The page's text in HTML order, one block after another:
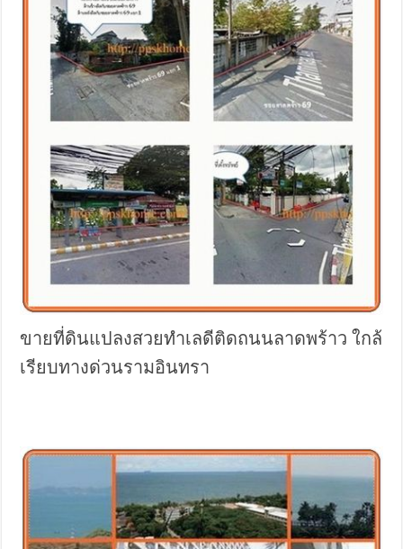
ขายที่ดินแปลงสวยทำเลดีติดถนนลาดพร้าว ใกล้
เรียบทางด่วนรามอินทรา